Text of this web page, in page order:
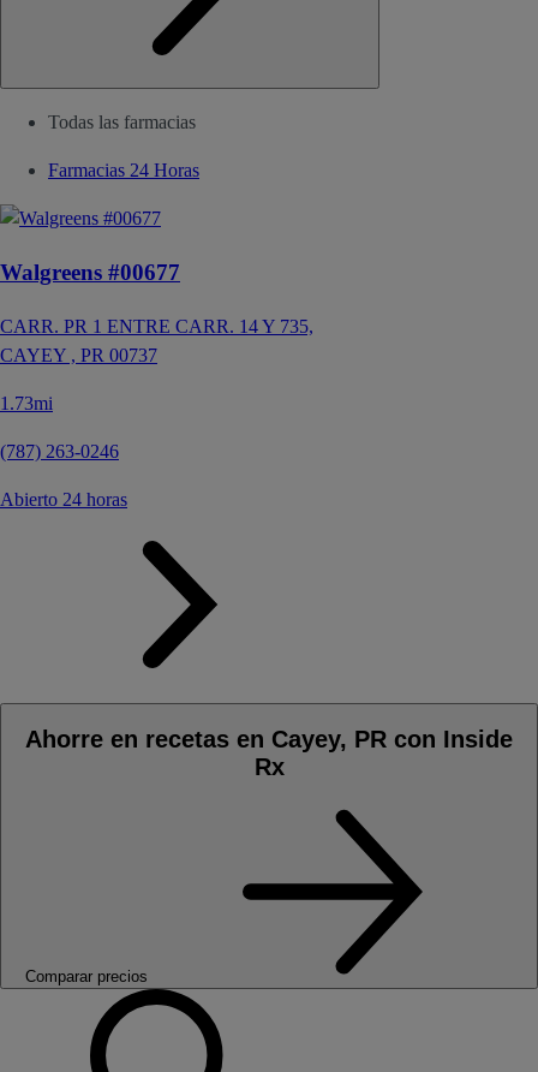
Todas las farmacias
Farmacias 24 Horas
Walgreens #00677
CARR. PR 1 ENTRE CARR. 14 Y 735,
CAYEY , PR 00737
1.73mi
(787) 263-0246
Abierto 24 horas
Ahorre en recetas en Cayey, PR con Inside
Rx
Comparar precios